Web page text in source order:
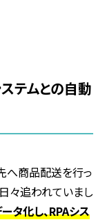
テムとの自動
へ商品配送を行っ
々追われていまし
タ化し、RPAシス